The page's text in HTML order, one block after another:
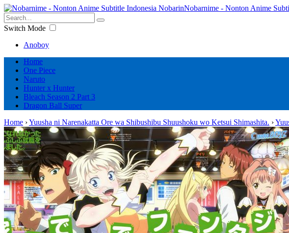
Nobarnime - Nonton Anime
Switch Mode
Anoboy
Home
One Piece
Naruto
Hunter x Hunter
Bleach Season 2 Part 3
Dragon Ball Super
Home ›Yuusha ni Narenakatta Ore wa Shibushibu Shuushoku wo Ketsui Shimashita. ›